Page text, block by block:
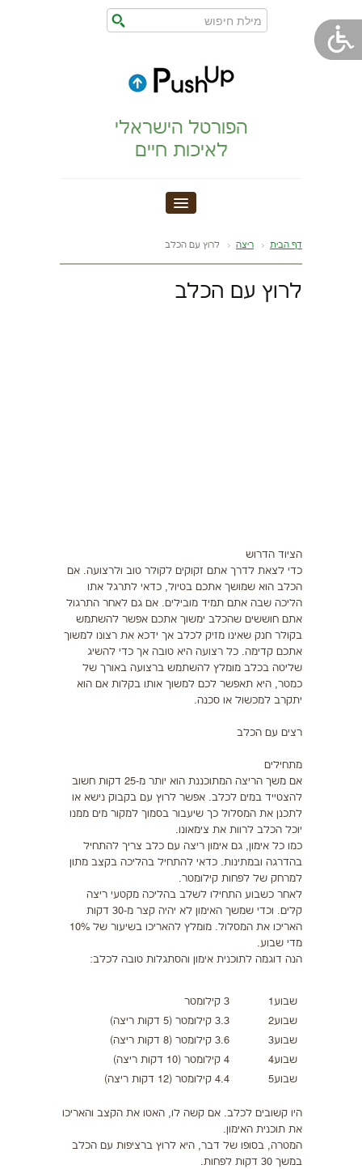
הפורטל הישראלי
לאיכות חיים
חדר כושר
צור קשר
דף הבית ריצה לרוץ עם הכלב
לרוץ עם הכלב
הציוד הדרוש
כדי לצאת לדרך אתם זקוקים לקולר טוב ולרצועה. אם
הכלב הוא שמושך אתכם בטיול, כדאי לתרגל אתו
הליכה שבה אתם תמיד מובילים. אם גם לאחר התרגול
אתם חוששים שהכלב ימשוך אתכם אפשר להשתמש
בקולר חנק שאינו מזיק לכלב אך ידכא את רצונו למשוך
אתכם קדימה. כל רצועה היא טובה אך כדי להשיג
שליטה בכלב מומלץ להשתמש ברצועה באורך של
כמטר, היא תאפשר לכם למשוך אותו בקלות אם הוא
יתקרב למכשול או סכנה.
רצים עם הכלב
מתחילים
אם משך הריצה המתוכננת הוא יותר מ-25 דקות חשוב
להצטייד במים לכלב. אפשר לרוץ עם בקבוק נישא או
לתכנן את המסלול כך שיעבור בסמוך למקור מים ממנו
יוכל הכלב לרוות את צימאונו.
כמו כל אימון, גם אימון ריצה עם כלב צריך להתחיל
בהדרגה ובמתינות. כדאי להתחיל בהליכה בקצב מתון
למרחק של לפחות קילומטר.
לאחר כשבוע התחילו לשלב בהליכה מקטעי ריצה
קלים. וכדי שמשך האימון לא יהיה קצר מ-30 דקות
האריכו את המסלול. מומלץ להאריכו בשיעור של 10%
מדי שבוע.
הנה דוגמה לתוכנית אימון והסתגלות טובה לכלב:
שבוע1
שבוע2
שבוע3
שבוע4
שבוע5
היו קשובים לכלב. אם קשה לו, האטו את הקצב והאריכו
את תוכנית האימון.
המטרה, בסופו של דבר, היא לרוץ ברציפות עם הכלב
במשך 30 דקות לפחות.